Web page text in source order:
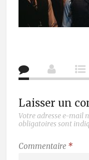
Laisser un
Votre adresse e-mail
obligatoires sont
Commentaire *